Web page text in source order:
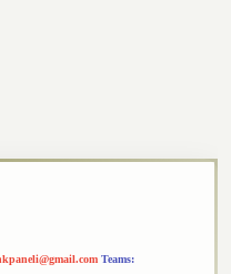
Teams: